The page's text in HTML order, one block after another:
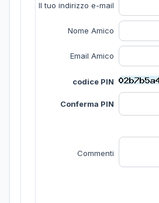
Il tuo indirizzo e-mail
Nome Amico
Email Amico
codice PIN
Conferma PIN
Commenti